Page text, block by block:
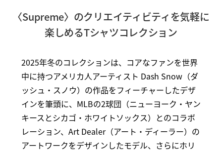
〈Supreme〉のクリエイティビティを気軽に
楽しめるTシャツコレクション
2025年冬のコレクションは、コアなファンを世界
中に持つアメリカ人アーティスト Dash Snow（ダ
ッシュ・スノウ）の作品をフィーチャーしたデザ
インを筆頭に、MLBの2球団（ニューヨーク・ヤン
キースとシカゴ・ホワイトソックス）とのコラボ
レーション、Art Dealer（アート・ディーラー）の
アートワークをデザインしたモデル、さらにホリ